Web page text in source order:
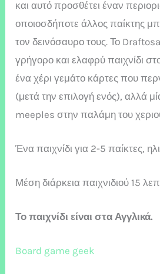
και αυτό προσθέτει έναν
οποιοσδήποτε άλλος παίκτης
τον δεινόσαυρο τους. Το
γρήγορο και ελαφρύ παιχνίδι
ένα χέρι γεμάτο κάρτες που
(μετά την επιλογή ενός), αλλά
meeples στην παλάμη του
Ένα παιχνίδι για 2-5 παίκτες,
Μέση διάρκεια παιχνιδιού 15
Το παιχνίδι είναι στα Αγγλικά.
Board game geek